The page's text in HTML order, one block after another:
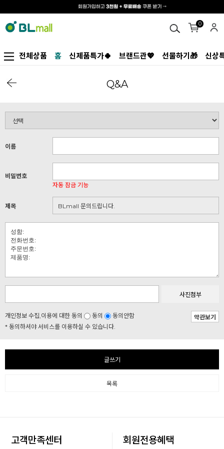
0
전체상품 홈 신제품특가🍀 브랜드관💖 선물하기🎁 신상
Q&A
이름
비밀번호
자동 잠금 기능
제목
사진첨부
개인정보 수집,이용에 대한 동의 동의 동의안함
약관보기
* 동의하셔야 서비스를 이용하실 수 있습니다.
글쓰기
목록
고객만족센터 회원전용혜택